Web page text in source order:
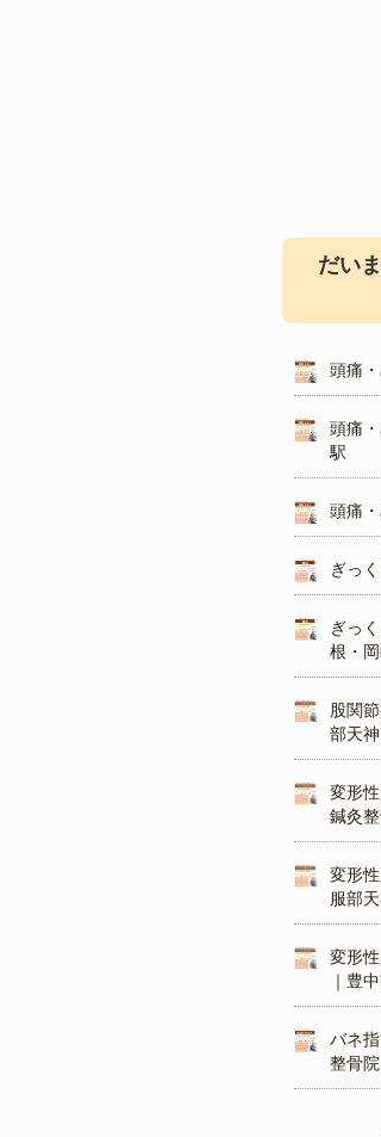
だい
頭痛
頭痛
駅
頭痛
ぎっ
ぎっ
根・
股関
部天神
変形
鍼灸
変形
服部
変形
｜豊
バネ
整骨院